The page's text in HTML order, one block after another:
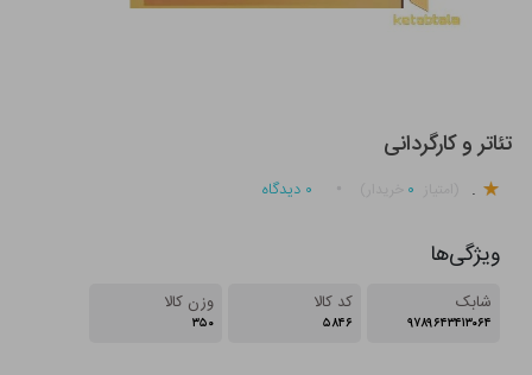
تئاتر و کارگردانی
. ۰ ۰ دیدگاه
ویژگی‌ها
شابک
۹۷۸۹۶۴۳۴۱۳۰۶۴
کد کالا
۵۸۴۶
وزن کالا
۳۵۰